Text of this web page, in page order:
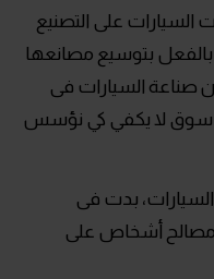
على التصنيع
بتوسيع مصانعها
صناعة السيارات فى
لا يكفي كي نؤسس
السيارات، بدت فى
مصالح أشخاص على